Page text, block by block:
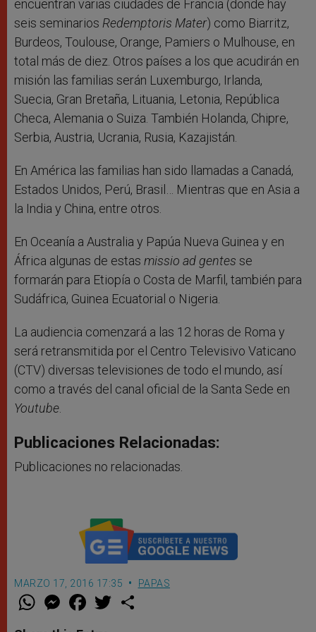
encuentran varias ciudades de Francia (donde hay
seis seminarios Redemptoris Mater) como Biarritz,
Burdeos, Toulouse, Orange, Pamiers o Mulhouse, en
total más de diez. Otros países a los que acudirán en
misión las familias serán Luxemburgo, Irlanda,
Suecia, Gran Bretaña, Lituania, Letonia, República
Checa, Alemania o Suiza. También Holanda, Chipre,
Serbia, Austria, Ucrania, Rusia, Kazajistán.
En América las familias han sido llamadas a Canadá,
Estados Unidos, Perú, Brasil… Mientras que en Asia a
la India y China, entre otros.
En Oceanía a Australia y Papúa Nueva Guinea y en
África algunas de estas missio ad gentes se
formarán para Etiopía o Costa de Marfil, también para
Sudáfrica, Guinea Ecuatorial o Nigeria.
La audiencia comenzará a las 12 horas de Roma y
será retransmitida por el Centro Televisivo Vaticano
(CTV) diversas televisiones de todo el mundo, así
como a través del canal oficial de la Santa Sede en
Youtube.
Publicaciones Relacionadas:
Publicaciones no relacionadas.
MARZO 17, 2016 17:35 PAPAS
W M
e
F
a w